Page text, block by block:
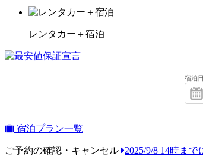
レンタカー＋宿泊
宿泊日
宿泊プラン一覧
ご予約の確認・キャンセル 2025/9/8 14時ま